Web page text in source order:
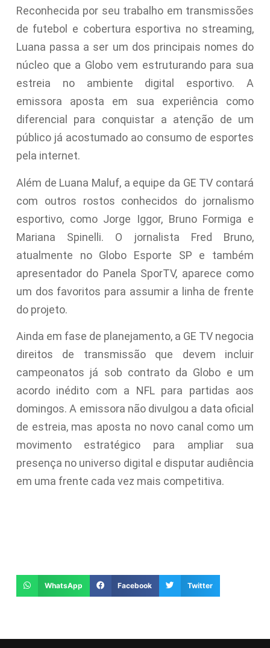
Reconhecida por seu trabalho em transmissões
de futebol e cobertura esportiva no streaming,
Luana passa a ser um dos principais nomes do
núcleo que a Globo vem estruturando para sua
estreia no ambiente digital esportivo. A
emissora aposta em sua experiência como
diferencial para conquistar a atenção de um
público já acostumado ao consumo de esportes
pela internet.
Além de Luana Maluf, a equipe da GE TV contará
com outros rostos conhecidos do jornalismo
esportivo, como Jorge Iggor, Bruno Formiga e
Mariana Spinelli. O jornalista Fred Bruno,
atualmente no Globo Esporte SP e também
apresentador do Panela SporTV, aparece como
um dos favoritos para assumir a linha de frente
do projeto.
Ainda em fase de planejamento, a GE TV negocia
direitos de transmissão que devem incluir
campeonatos já sob contrato da Globo e um
acordo inédito com a NFL para partidas aos
domingos. A emissora não divulgou a data oficial
de estreia, mas aposta no novo canal como um
movimento estratégico para ampliar sua
presença no universo digital e disputar audiência
em uma frente cada vez mais competitiva.
WhatsApp Facebook Twitter